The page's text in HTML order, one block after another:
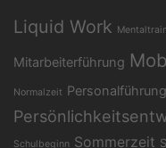
Liquid Work
Mitarbeiterführung
Normalzeit Personalführung
Schulbeginn Sommerzeit